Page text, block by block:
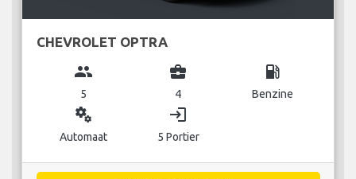
CHEVROLET OPTRA
group
5
business_center
4
local_gas_station
Benzine
miscellaneous_services
Automaat
login
5 Portier